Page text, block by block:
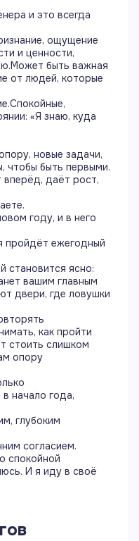
и это всегда
ощущение
и ценности,
быть важная
от людей, которые
«Я знаю, куда
новые задачи,
чтобы быть первыми.
вперёд, даёт рост,
году, и в него
пройдёт ежегодный
становится ясно:
вашим главным
двери, где ловушки
как пройти
стоить слишком
опору
начало года,
глубоким
согласием.
спокойной
И я иду в своё